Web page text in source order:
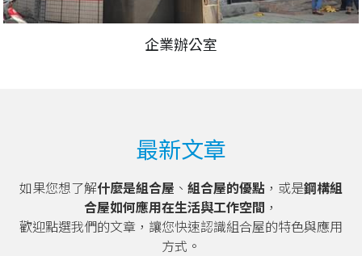
企業辦公室
最新文章
如果您想了解什麼是組合屋 、 組合屋的優點 ，或是鋼構組
合屋如何應用在生活與工作空間 ，
歡迎點選我們的文章，讓您快速認識組合屋的特色與應用
方式。